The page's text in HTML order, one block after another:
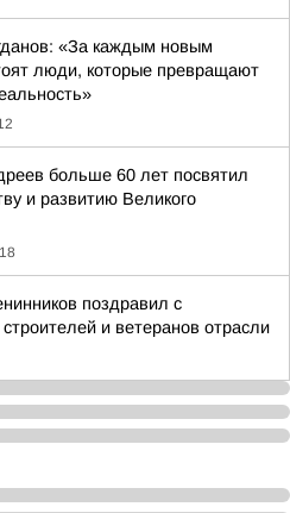
«За каждым новым
люди, которые превращают
больше 60 лет посвятил
и развитию Великого
поздравил с
и ветеранов отрасли